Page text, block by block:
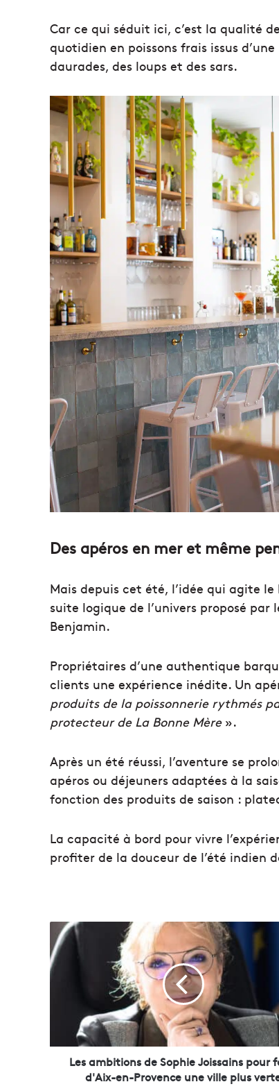
Car ce qui séduit ici, c’est la qualité
quotidien en poissons frais issus
daurades, des loups et des sars.
Des apéros en mer et même
Mais depuis cet été, l’idée qui agite
suite logique de l’univers proposé
Benjamin.
Propriétaires d’une authentique
clients une expérience inédite. Un
produits de la poissonnerie rythmés
protecteur de La Bonne Mère».
Après un été réussi, l’aventure se
apéros ou déjeuners adaptées à la
fonction des produits de saison :
La capacité à bord pour vivre
profiter de la douceur de l’été indien
e
s
a
i
Les ambitions de Sophie Joissains pour
d'Aix-en-Provence une ville plus